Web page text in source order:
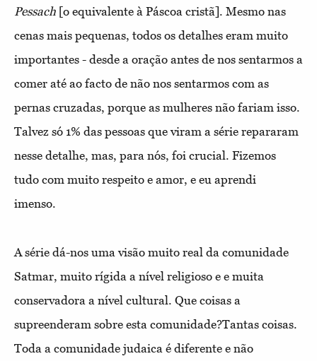
Pessach [o equivalente à Páscoa cristã]. Mesmo nas
cenas mais pequenas, todos os detalhes eram muito
importantes - desde a oração antes de nos sentarmos a
comer até ao facto de não nos sentarmos com as
pernas cruzadas, porque as mulheres não fariam isso.
Talvez só 1% das pessoas que viram a série repararam
nesse detalhe, mas, para nós, foi crucial. Fizemos
tudo com muito respeito e amor, e eu aprendi
imenso.
A série dá-nos uma visão muito real da comunidade
Satmar, muito rígida a nível religioso e e muita
conservadora a nível cultural. Que coisas a
supreenderam sobre esta comunidade?Tantas coisas.
Toda a comunidade judaica é diferente e não